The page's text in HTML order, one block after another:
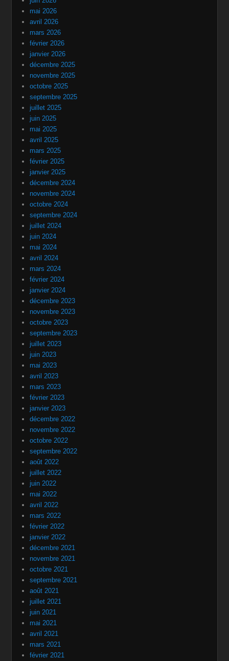
mai 2026
avril 2026
mars 2026
février 2026
janvier 2026
décembre 2025
novembre 2025
octobre 2025
septembre 2025
juillet 2025
juin 2025
mai 2025
avril 2025
mars 2025
février 2025
janvier 2025
décembre 2024
novembre 2024
octobre 2024
septembre 2024
juillet 2024
juin 2024
mai 2024
avril 2024
mars 2024
février 2024
janvier 2024
décembre 2023
novembre 2023
octobre 2023
septembre 2023
juillet 2023
juin 2023
mai 2023
avril 2023
mars 2023
février 2023
janvier 2023
décembre 2022
novembre 2022
octobre 2022
septembre 2022
août 2022
juillet 2022
juin 2022
mai 2022
avril 2022
mars 2022
février 2022
janvier 2022
décembre 2021
novembre 2021
octobre 2021
septembre 2021
août 2021
juillet 2021
juin 2021
mai 2021
avril 2021
mars 2021
février 2021